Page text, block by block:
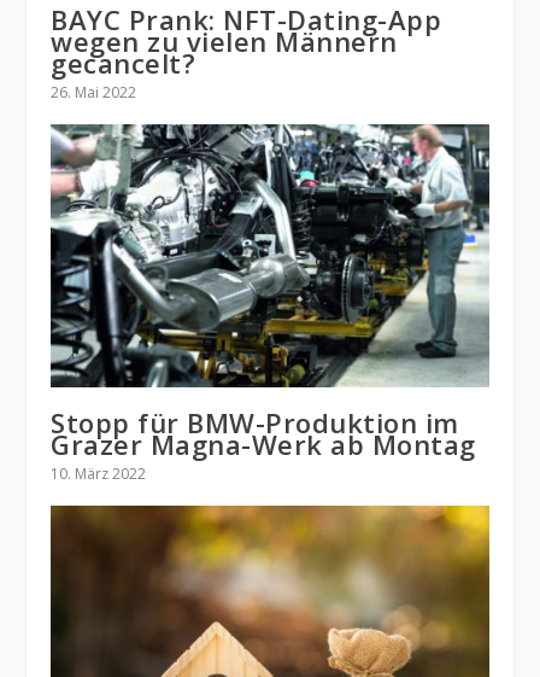
BAYC Prank: NFT-Dating-App
wegen zu vielen Männern
gecancelt?
26. Mai 2022
Stopp für BMW-Produktion im
Grazer Magna-Werk ab Montag
10. März 2022